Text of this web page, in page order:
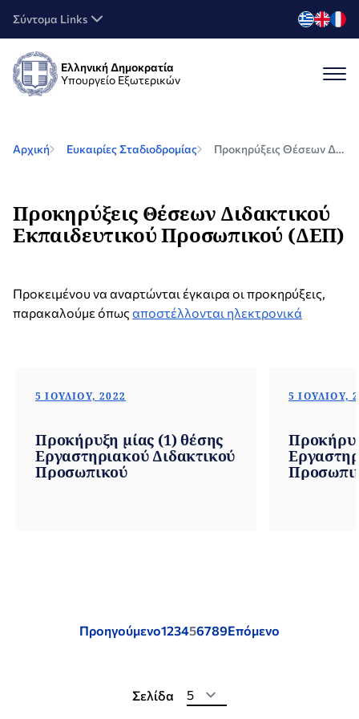
Σύντομα Links
Ελληνική Δημοκρατία
Υπουργείο Εξωτερικών
Αρχική Ευκαιρίες Σταδιοδρομίας Προκηρύξεις Θέσεων Διδακτικού Εκπαιδευτικού Προσωπικού (ΔΕΠ)
Προκηρύξεις Θέσεων Διδακτικού
Εκπαιδευτικού Προσωπικού (ΔΕΠ)
Προκειμένου να αναρτώνται έγκαιρα οι προκηρύξεις,
παρακαλούμε όπως αποστέλλονται ηλεκτρονικά
5 ΙΟΥΛΊΟΥ, 2022
Προκήρυξη μίας (1) θέσης
Εργαστηριακού Διδακτικού
Προσωπικού
5 ΙΟΥΛΊΟΥ,
Posts
Προηγούμενο123456789Επόμενο
Σελίδα